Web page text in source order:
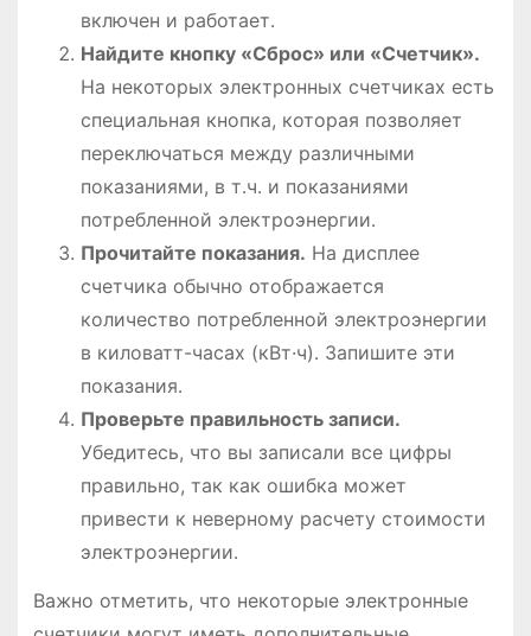
включен и работает․
Найдите кнопку «Сброс» или «Счетчик»․
На некоторых электронных счетчиках есть
специальная кнопка, которая позволяет
переключаться между различными
показаниями, в т․ч․ и показаниями
потребленной электроэнергии․
Прочитайте показания․ На дисплее
счетчика обычно отображается
количество потребленной электроэнергии
в киловатт-часах (кВт·ч)․ Запишите эти
показания․
Проверьте правильность записи․
Убедитесь, что вы записали все цифры
правильно, так как ошибка может
привести к неверному расчету стоимости
электроэнергии․
Важно отметить, что некоторые электронные